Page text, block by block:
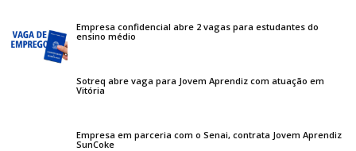
Empresa confidencial abre 2 vagas para estudantes do
ensino médio
Sotreq abre vaga para Jovem Aprendiz com atuação em
Vitória
Empresa em parceria com o Senai, contrata Jovem Aprendiz
SunCoke